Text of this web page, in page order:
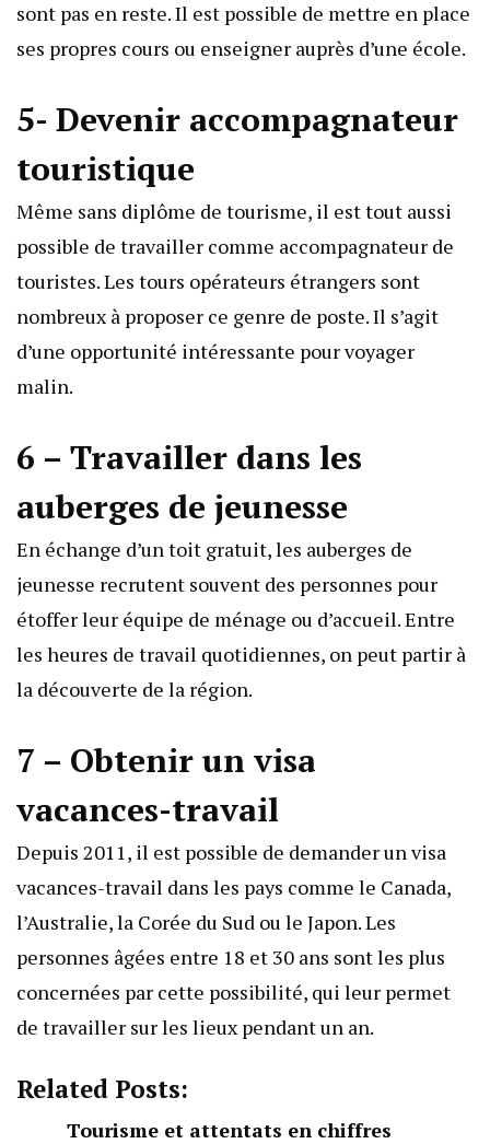
sont pas en reste. Il est possible de mettre en place
ses propres cours ou enseigner auprès d’une école.
5- Devenir accompagnateur
touristique
Même sans diplôme de tourisme, il est tout aussi
possible de travailler comme accompagnateur de
touristes. Les tours opérateurs étrangers sont
nombreux à proposer ce genre de poste. Il s’agit
d’une opportunité intéressante pour voyager
malin.
6 – Travailler dans les
auberges de jeunesse
En échange d’un toit gratuit, les auberges de
jeunesse recrutent souvent des personnes pour
étoffer leur équipe de ménage ou d’accueil. Entre
les heures de travail quotidiennes, on peut partir à
la découverte de la région.
7 – Obtenir un visa
vacances-travail
Depuis 2011, il est possible de demander un visa
vacances-travail dans les pays comme le Canada,
l’Australie, la Corée du Sud ou le Japon. Les
personnes âgées entre 18 et 30 ans sont les plus
concernées par cette possibilité, qui leur permet
de travailler sur les lieux pendant un an.
Related Posts:
Tourisme et attentats en chiffres